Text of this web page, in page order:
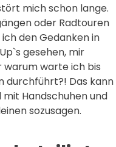
mich schon lange.
oder Radtouren
den Gedanken in
gesehen, mir
warum warte ich bis
durchführt?! Das kann
Handschuhen und
sozusagen.